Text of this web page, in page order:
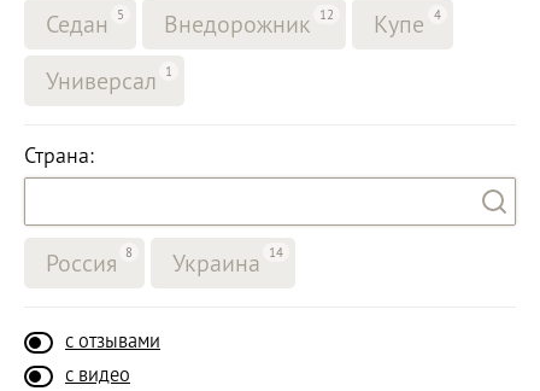
Седан 5 Внедорожник 12 Купе 4
Универсал 1
Страна:
Россия 8 Украина 14
с отзывами
с видео